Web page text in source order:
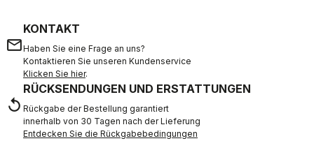
email
KONTAKT
Haben Sie eine Frage an uns?
Kontaktieren Sie unseren Kundenservice
Klicken Sie hier.
replay
RÜCKSENDUNGEN UND ERSTATTUNGEN
Rückgabe der Bestellung garantiert
innerhalb von 30 Tagen nach der Lieferung
Entdecken Sie die Rückgabebedingungen